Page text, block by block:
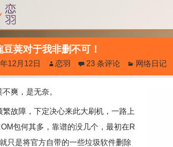
豆荚对于我非删不可！
12月12日 恋羽 23 条评论 网络日记
爽，是无奈。
障，下定决心来此大刷机，一路上
包何其多，靠谱的没几个，最初在R
只是将官方自带的一些垃圾软件删除